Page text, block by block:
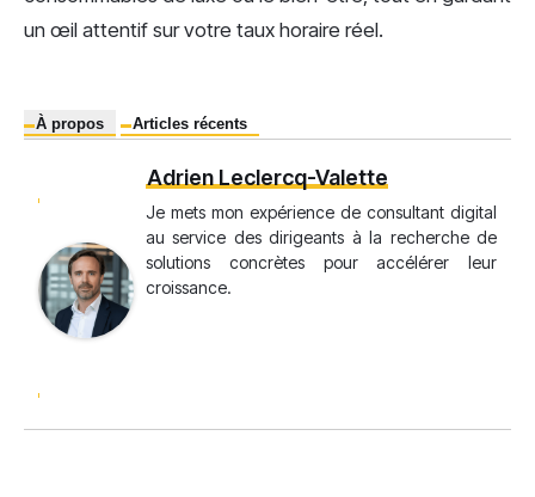
un œil attentif sur votre taux horaire réel.
À propos Articles récents
Adrien Leclercq-Valette
Je mets mon expérience de consultant digital
au service des dirigeants à la recherche de
solutions concrètes pour accélérer leur
croissance.